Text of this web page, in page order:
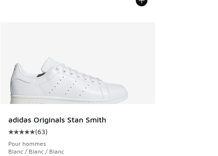
adidas Originals Stan Smith
Cote moyenne du client - [5 sur 5 étoiles], 63
(63)
Pour hommes
Blanc / Blanc / Blanc